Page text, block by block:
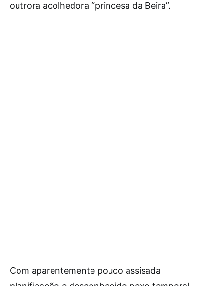
outrora acolhedora “princesa da Beira”.
Com aparentemente pouco assisada